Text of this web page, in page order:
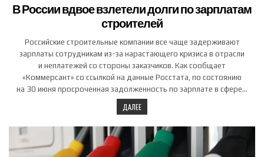
В России вдвое взлетели долги по зарплатам
строителей
Российские строительные компании все чаще задерживают
зарплаты сотрудникам из-за нарастающего кризиса в отрасли
и неплатежей со стороны заказчиков. Как сообщает
«Коммерсант» со ссылкой на данные Росстата, по состоянию
на 30 июня просроченная задолженность по зарплате в сфере…
ДАЛЕЕ